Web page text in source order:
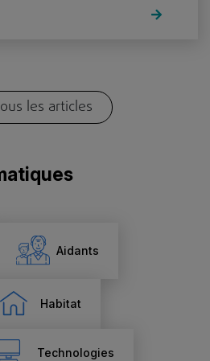
les articles
Aidants
Habitat
Technologies